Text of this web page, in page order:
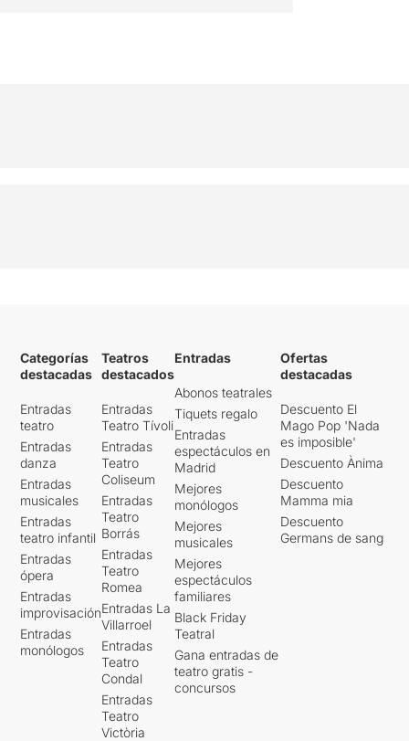
Categorías
destacadas
Entradas
teatro
Entradas
danza
Entradas
musicales
Entradas
teatro infantil
Entradas
ópera
Entradas
improvisación
Entradas
monólogos
Teatros
destacados
Entradas
Teatro Tívoli
Entradas
Teatro
Coliseum
Entradas
Teatro
Borrás
Entradas
Teatro
Romea
Entradas La
Villarroel
Entradas
Teatro
Condal
Entradas
Teatro
Victòria
Entradas
Abonos teatrales
Tiquets regalo
Entradas
espectáculos en
Madrid
Mejores
monólogos
Mejores
musicales
Mejores
espectáculos
familiares
Black Friday
Teatral
Gana entradas de
teatro gratis -
concursos
Ofertas
destacadas
Descuento El
Mago Pop 'Nada
es imposible'
Descuento Ànima
Descuento
Mamma mia
Descuento
Germans de sang